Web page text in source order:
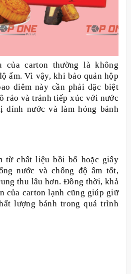
của carton thường là không
ẩm. Vì vậy, khi bảo quản hộp
diêm này cần phải đặc biệt
ráo và tránh tiếp xúc với nước
dính nước và làm hỏng bánh
từ chất liệu bồi bố hoặc giấy
nước và chống độ ẩm tốt,
thu lâu hơn. Đồng thời, khả
của carton lạnh cũng giúp giữ
lượng bánh trong quá trình